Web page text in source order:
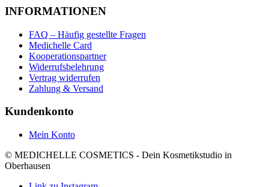
INFORMATIONEN
FAQ – Häufig gestellte Fragen
Medichelle Card
Kooperationspartner
Widerrufsbelehrung
Vertrag widerrufen
Zahlung & Versand
Kundenkonto
Mein Konto
© MEDICHELLE COSMETICS - Dein Kosmetikstudio in
Oberhausen